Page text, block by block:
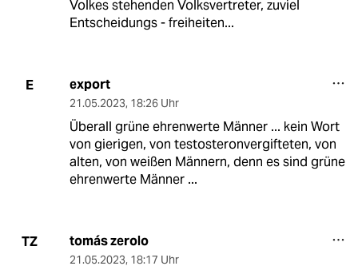
Volkes stehenden Volksvertreter, zuviel
Entscheidungs - freiheiten...
E export
21.05.2023, 18:26 Uhr
Überall grüne ehrenwerte Männer ... kein Wort
von gierigen, von testosteronvergifteten, von
alten, von weißen Männern, denn es sind grüne
ehrenwerte Männer ...
TZ tomás zerolo
21.05.2023, 18:17 Uhr